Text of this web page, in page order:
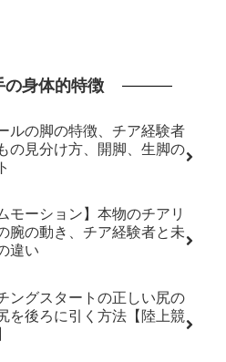
の身体的特徴
ルの脚の特徴、チア経験者
の見分け方、開脚、生脚の
モーション】本物のチアリ
腕の動き、チア経験者と未
違い
ングスタートの正しい尻の
を後ろに引く方法【陸上競